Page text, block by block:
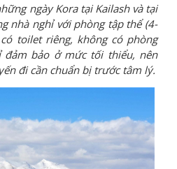
ngày Kora tại Kailash và tại
nhà nghỉ với phòng tập thể (4-
toilet riêng, không có phòng
đảm bảo ở mức tối thiểu, nên
đi cần chuẩn bị trước tâm lý.